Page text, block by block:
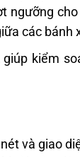
ngưỡng
các bánh
kiểm
và giao